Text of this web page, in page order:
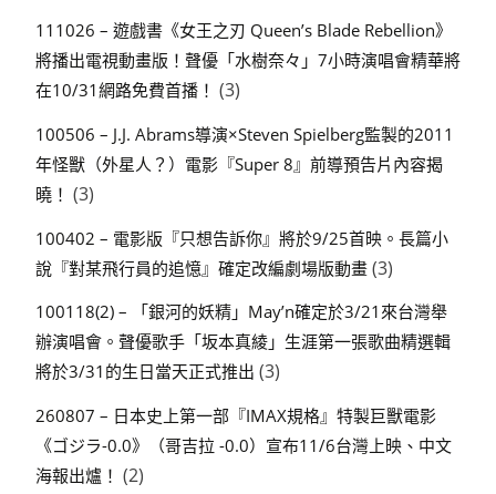
111026 – 遊戲書《女王之刃 Queen’s Blade Rebellion》
將播出電視動畫版！聲優「水樹奈々」7小時演唱會精華將
在10/31網路免費首播！ (3)
100506 – J.J. Abrams導演×Steven Spielberg監製的2011
年怪獸（外星人？）電影『Super 8』前導預告片內容揭
曉！ (3)
100402 – 電影版『只想告訴你』將於9/25首映。長篇小
說『對某飛行員的追憶』確定改編劇場版動畫 (3)
100118(2) – 「銀河的妖精」May’n確定於3/21來台灣舉
辦演唱會。聲優歌手「坂本真綾」生涯第一張歌曲精選輯
將於3/31的生日當天正式推出 (3)
260807 – 日本史上第一部『IMAX規格』特製巨獸電影
《ゴジラ-0.0》（哥吉拉 -0.0）宣布11/6台灣上映、中文
海報出爐！ (2)